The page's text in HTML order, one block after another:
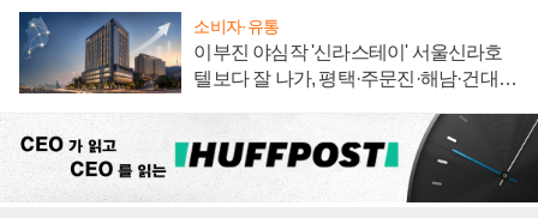
소비자·유통
이부진 야심작 '신라스테이' 서울신라호
텔보다 잘 나가, 평택·주문진·해남·건대로